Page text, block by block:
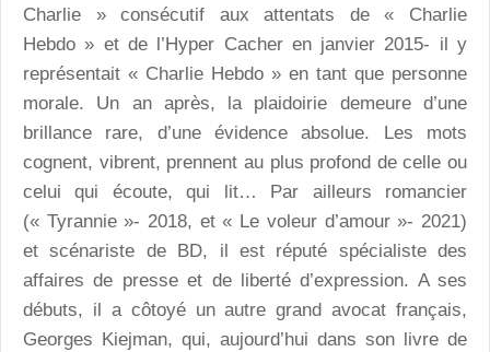
Charlie » consécutif aux attentats de « Charlie
Hebdo » et de l’Hyper Cacher en janvier 2015- il y
représentait « Charlie Hebdo » en tant que personne
morale. Un an après, la plaidoirie demeure d’une
brillance rare, d’une évidence absolue. Les mots
cognent, vibrent, prennent au plus profond de celle ou
celui qui écoute, qui lit… Par ailleurs romancier
(« Tyrannie »- 2018, et « Le voleur d’amour »- 2021)
et scénariste de BD, il est réputé spécialiste des
affaires de presse et de liberté d’expression. A ses
débuts, il a côtoyé un autre grand avocat français,
Georges Kiejman, qui, aujourd’hui dans son livre de